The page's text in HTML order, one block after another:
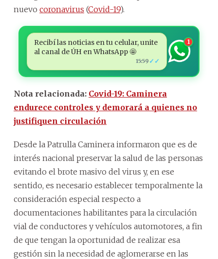
nuevo coronavirus (Covid-19).
Recibí las noticias en tu celular, unite
al canal de ÚH en WhatsApp 🤩
15:59 ✓✓
1
Nota relacionada: Covid-19: Caminera
endurece controles y demorará a quienes no
justifiquen circulación
Desde la Patrulla Caminera informaron que es de
interés nacional preservar la salud de las personas
evitando el brote masivo del virus y, en ese
sentido, es necesario establecer temporalmente la
consideración especial respecto a
documentaciones habilitantes para la circulación
vial de conductores y vehículos automotores, a fin
de que tengan la oportunidad de realizar esa
gestión sin la necesidad de aglomerarse en las